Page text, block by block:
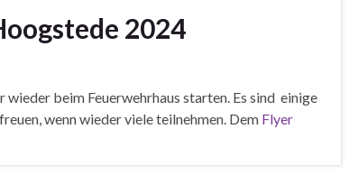
2024
beim Feuerwehrhaus starten. Es sind einige
wenn wieder viele teilnehmen. Dem Flyer